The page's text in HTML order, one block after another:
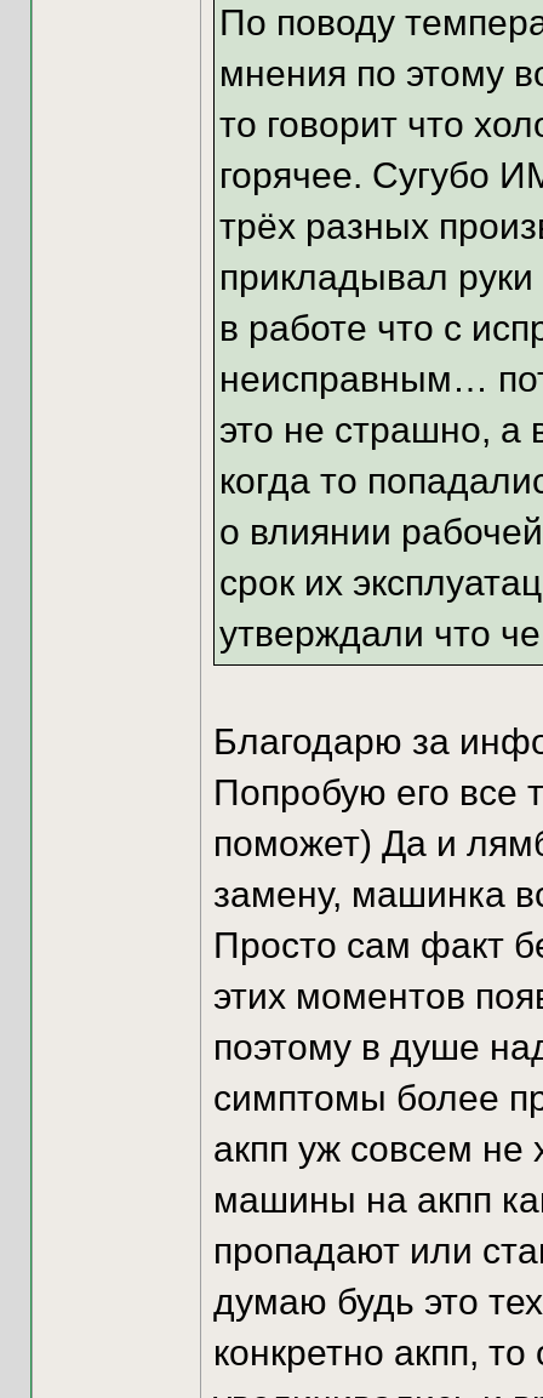
По поводу
мнения по этому
то говорит что
горячее. Сугубо
трёх разных
прикладывал
в работе что с
неисправным…
это не страшно, а
когда то
о влиянии
срок их
утверждали что
Благодарю за
Попробую его все
поможет) Да и
замену, машинка
Просто сам факт
этих моментов
поэтому в душе
симптомы более
акпп уж совсем не
машины на акпп
пропадают или
думаю будь это
конкретно акпп,